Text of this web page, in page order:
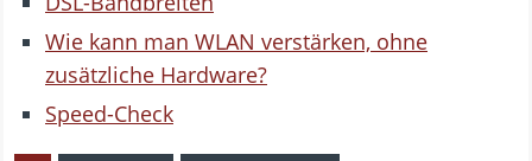
Wie kann man WLAN verstärken, ohne
zusätzliche Hardware?
Speed-Check